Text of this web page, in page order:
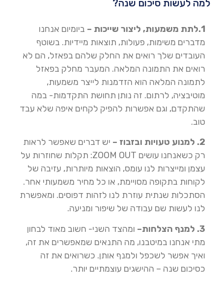
למה לעשות סיכום שנה?
1.לתת משמעות, ליצור שייכות –
ביומיום אנחנו
מדברים משימות, פעולות, תוצאות מיידיות. בשוטף
העובדים שלך רואים את החלק שלהם בפאזל, הם לא
רואים את התמונה המלאה. המעבר מחלק בפאזל
לתמונה המלאה הוא הזדמנות לייצר משמעות,
מוטיבציה, לרתום. זה נותן תחושת התקדמות- במה
שהתקדם, וגם אפשרות להפיק לקחים איפה שלא עבד
טוב.
2. למנוע טעויות ובזבוז –
יש דברים שאפשר לראות
רק כשאנחנו עושים ZOOM OUT: תקלות שחוזרות על
עצמן ומייצרות לנו עומס, הוצאות מיותרות, עזיבה של
לקוחות בתקופה מסויימת, או כל מחיר משמעותי אחר.
הסתכלות שנתית עוזרת לנו לזהות דפוסים. ומאפשרת
לנו לעשות שם עבודה של שיפור ומניעה.
3. למנף הצלחות–
ומהצד השני- חשוב מאוד לבחון
מתי אנחנו במיטבנו, מה התנאים שמאפשרים את זה,
ואיך אפשר לשכפל ולמנף אותן. כשרואים את זה
כסיכום שנה – ההישגים עוצמתיים יותר.